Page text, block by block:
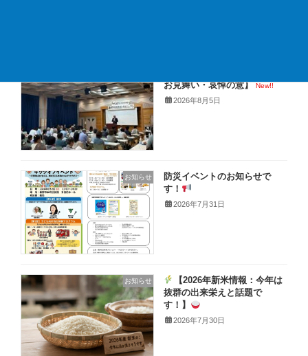
お見舞い・哀悼の意】 New!!
2026年8月5日
お知らせ
防災イベントのお知らせで
す！
2026年7月31日
お知らせ
【2026年新米情報：今年は
抜群の出来栄えと話題で
す！】
2026年7月30日